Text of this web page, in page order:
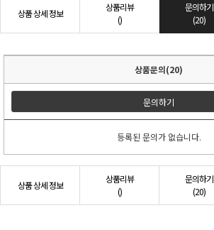
상품 상세 정보
상품리뷰
()
문의하기
(20)
상품문의(20)
문의하기
등록된 문의가 없습니다.
상품 상세 정보
상품리뷰
()
문의하기
(20)